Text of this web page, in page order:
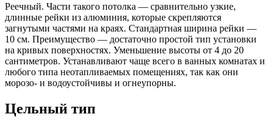
Реечный. Части такого потолка — сравнительно узкие,
длинные рейки из алюминия, которые скрепляются
загнутыми частями на краях. Стандартная ширина рейки —
10 см. Преимущество — достаточно простой тип установки
на кривых поверхностях. Уменьшение высоты от 4 до 20
сантиметров. Устанавливают чаще всего в ванных комнатах и
любого типа неотапливаемых помещениях, так как они
морозо- и водоустойчивы и огнеупорны.
Цельный тип